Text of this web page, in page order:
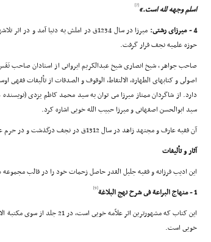
اسلم وجهه لله است.»[7]
4 - میرزاى رشتى:
میرزا در سال 1234ق در املش به دنیا
حوزه علمیه نجف قرار گرفت.
صاحب جواهر، شیخ انصارى شیخ عبدالکریم ایروانى از استادان صاحب نَفَس
اصولى و کتابهاى الطهارة، الالتقاط، الوقوف و الصدقات از تألیفات
دارد. از شاگردان ممتاز میرزا مى توان به سید محمد کاظم یزدى (نویسنده
سید ابوالحسن اصفهانى و میرزا حبیب الله خویى اشاره کرد.
آن فقیه عارف و مجتهد زاهد در سال 1312ق در نجف درگذشت و در حرم علوى(علیه السلام)دفن شد.
آثار و تألیفات
این ادیب فرزانه و فقیه جلیل القدر حاصل زحمات خود را در قالب مجموعه
1 - منهاج البراعة فى شرح نهج البلاغة
[9]
خویى است.